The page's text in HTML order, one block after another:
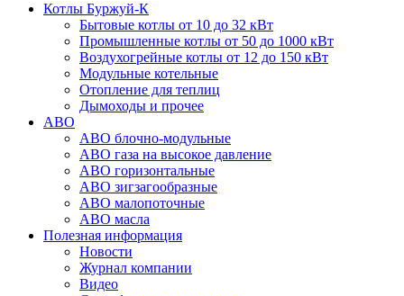
Котлы Буржуй-К
Бытовые котлы от 10 до 32 кВт
Промышленные котлы от 50 до 1000 кВт
Воздухогрейные котлы от 12 до 150 кВт
Модульные котельные
Отопление для теплиц
Дымоходы и прочее
АВО
АВО блочно-модульные
АВО газа на высокое давление
АВО горизонтальные
АВО зигзагообразные
АВО малопоточные
АВО масла
Полезная информация
Новости
Журнал компании
Видео